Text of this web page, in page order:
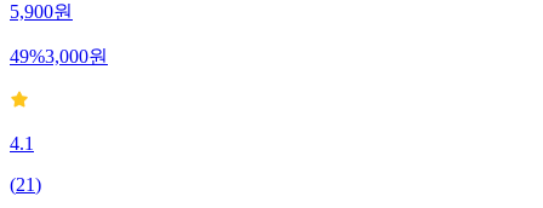
5,900원
49%3,000원
4.1
(21)